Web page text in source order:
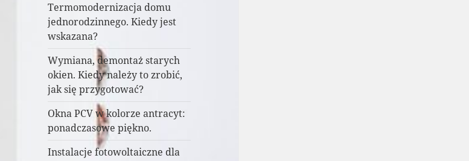
Termomodernizacja domu
jednorodzinnego. Kiedy jest
wskazana?
Wymiana, demontaż starych
okien. Kiedy należy to zrobić,
jak się przygotować?
Okna PCV w kolorze antracyt:
ponadczasowe piękno.
Instalacje fotowoltaiczne dla